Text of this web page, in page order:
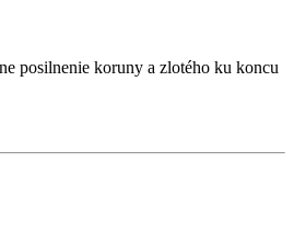
posilnenie koruny a zlotého ku koncu